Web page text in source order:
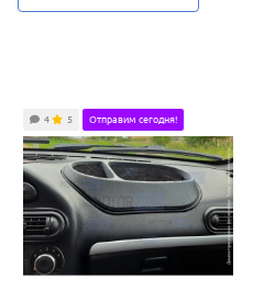
4 5 Отправим сегодня!